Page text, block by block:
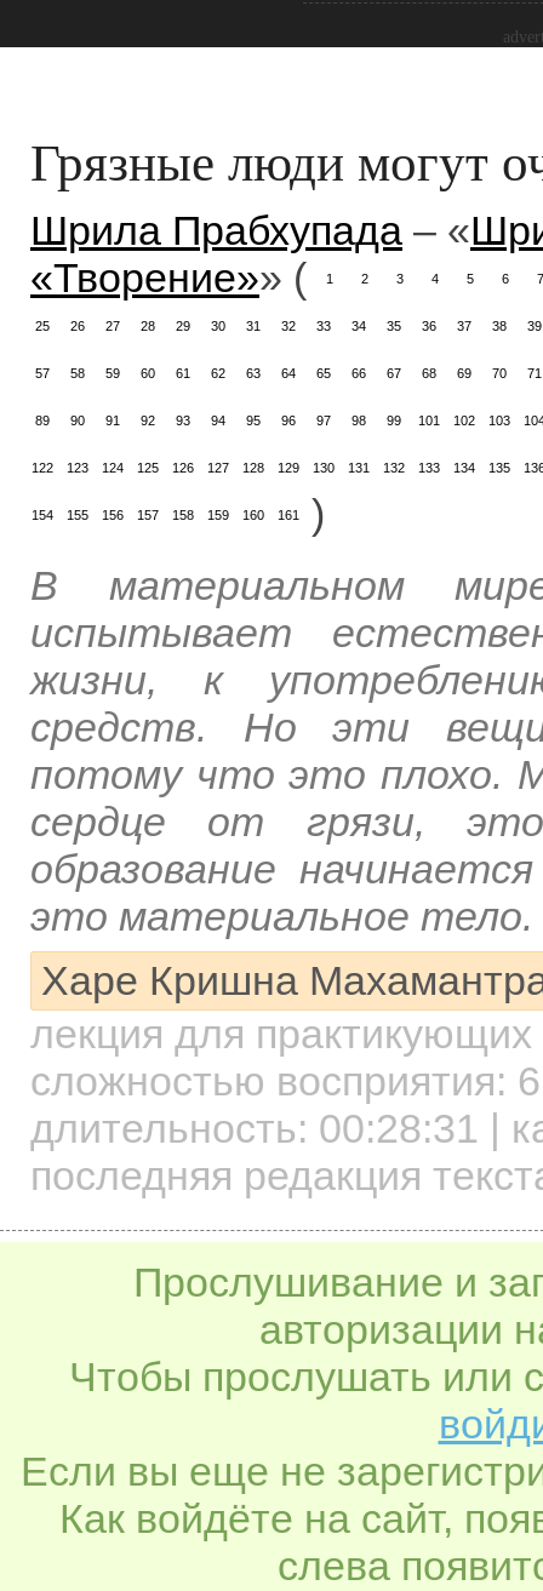
Грязные люди могут
Шрила Прабхупада – «
«Творение»» ( 1 2 3 4 5 6 7
25 26 27 28 29 30 31 32 33 34 35 36 37 38 39
57 58 59 60 61 62 63 64 65 66 67 68 69 70 71
89 90 91 92 93 94 95 96 97 98 99 101 102 103
122 123 124 125 126 127 128 129 130 131 132 133 134 135
154 155 156 157 158 159 160 161
)
В материальном
испытывает
жизни, к
средств. Но эти
потому что это плохо.
сердце от грязи, это
образование
это материальное тело.
Харе Кришна
лекция для практикующих
сложностью восприятия: 6
длительность: 00:28:31 |
последняя редакция
Прослушивание и
авторизации
Чтобы прослушать или
Если вы еще не
Как войдёте на сайт,
слева